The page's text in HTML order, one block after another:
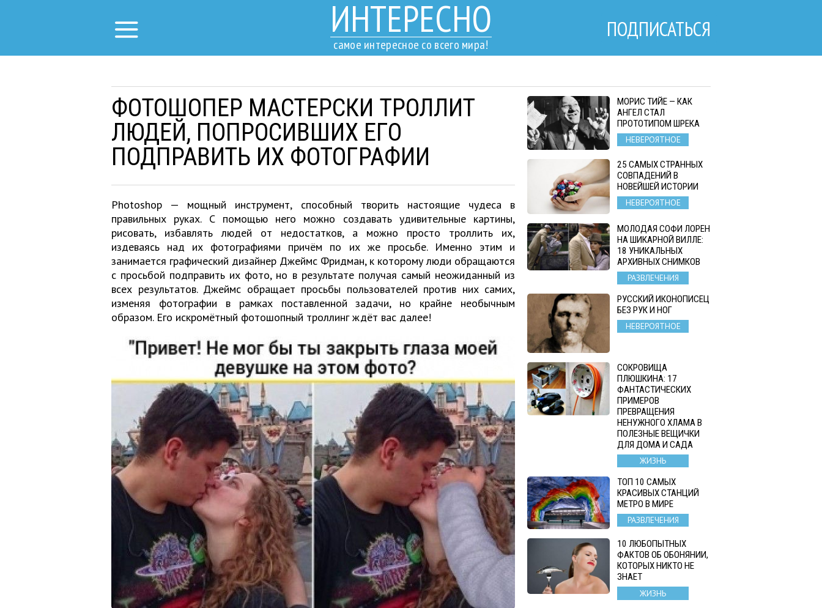
ИНТЕРЕСНО
самое интересное со всего мира!
ПОДПИСАТЬСЯ
ФОТОШОПЕР МАСТЕРСКИ ТРОЛЛИТ
ЛЮДЕЙ, ПОПРОСИВШИХ ЕГО
ПОДПРАВИТЬ ИХ ФОТОГРАФИИ
Photoshop — мощный инструмент, способный творить настоящие чудеса в
правильных руках. С помощью него можно создавать удивительные картины,
рисовать, избавлять людей от недостатков, а можно просто троллить их,
издеваясь над их фотографиями причём по их же просьбе. Именно этим и
занимается графический дизайнер Джеймс Фридман, к которому люди обращаются
с просьбой подправить их фото, но в результате получая самый неожиданный из
всех результатов. Джеймс обращает просьбы пользователей против них самих,
изменяя фотографии в рамках поставленной задачи, но крайне необычным
образом. Его искромётный фотошопный троллинг ждёт вас далее!
МОРИС ТИЙЕ — КАК
АНГЕЛ СТАЛ
ПРОТОТИПОМ ШРЕКА
НЕВЕРОЯТНОЕ
25 САМЫХ СТРАННЫХ
СОВПАДЕНИЙ В
НОВЕЙШЕЙ ИСТОРИИ
НЕВЕРОЯТНОЕ
МОЛОДАЯ СОФИ ЛОРЕН
НА ШИКАРНОЙ ВИЛЛЕ:
18 УНИКАЛЬНЫХ
АРХИВНЫХ СНИМКОВ
РАЗВЛЕЧЕНИЯ
РУССКИЙ ИКОНОПИСЕЦ
БЕЗ РУК И НОГ
НЕВЕРОЯТНОЕ
СОКРОВИЩА
ПЛЮШКИНА: 17
ФАНТАСТИЧЕСКИХ
ПРИМЕРОВ
ПРЕВРАЩЕНИЯ
НЕНУЖНОГО ХЛАМА В
ПОЛЕЗНЫЕ ВЕЩИЧКИ
ДЛЯ ДОМА И САДА
ЖИЗНЬ
ТОП 10 САМЫХ
КРАСИВЫХ СТАНЦИЙ
МЕТРО В МИРЕ
РАЗВЛЕЧЕНИЯ
10 ЛЮБОПЫТНЫХ
ФАКТОВ ОБ ОБОНЯНИИ,
КОТОРЫХ НИКТО НЕ
ЗНАЕТ
ЖИЗНЬ